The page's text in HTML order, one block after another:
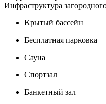
Инфраструктура
Крытый бассейн
Бесплатная парковка
Сауна
Спортзал
Банкетный зал